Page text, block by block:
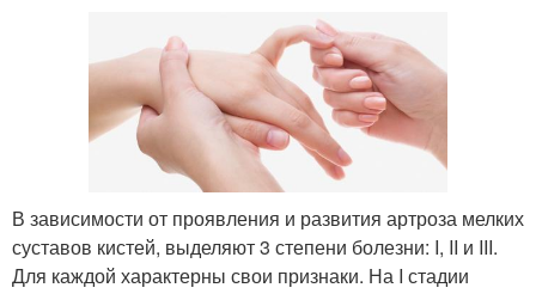
В зависимости от проявления и развития артроза мелких
суставов кистей, выделяют 3 степени болезни: I, II и III.
Для каждой характерны свои признаки. На I стадии